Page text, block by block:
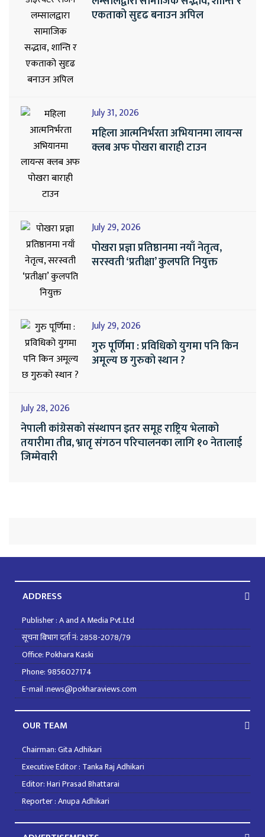
एकताको सुदृढ बनाउन अपिल
July 31, 2026
महिला आत्मनिर्भरता अभियानमा लायन्स
क्लब अफ पोखरा बाराही टाउन
July 29, 2026
पोखरा प्रज्ञा प्रतिष्ठानमा नयाँ नेतृत्व,
सरस्वती ‘प्रतीक्षा’ कुलपति नियुक्त
July 29, 2026
गुरु पूर्णिमा : प्रविधिको युगमा पनि किन
अमूल्य छ गुरुको स्थान ?
July 28, 2026
नेपाली कांग्रेसको संस्थापन इतर समूह राष्ट्रिय भेलाको
तयारीमा तीव्र, भ्रातृ संगठन परिचालनका लागि १० नेतालाई
जिम्मेवारी
ADDRESS
Publisher : A and A Media Pvt.Ltd
सूचना बिभाग दर्ता नं: 2858-2078/79
Office: Pokhara Kaski
Phone: 9856027174
E-mail :news@pokharaviews.com
OUR TEAM
Chairman: Gita Adhikari
Executive Editor : Tanka Raj Adhikari
Editor: Hari Prasad Bhattarai
Reporter : Anupa Adhikari